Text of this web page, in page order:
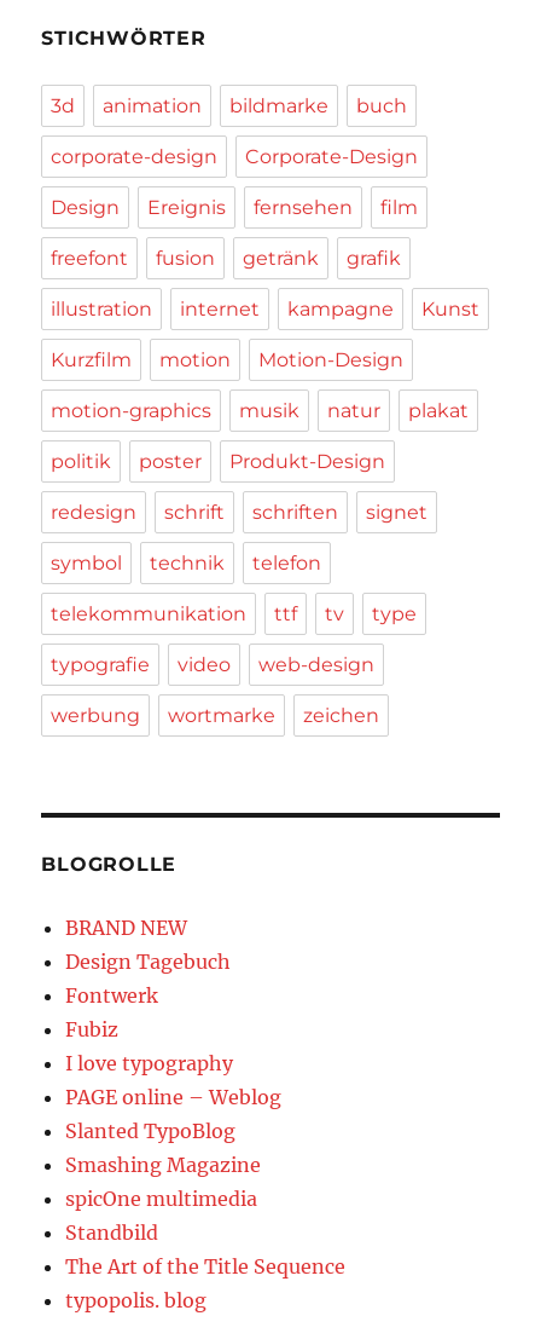
STICHWÖRTER
3d animation bildmarke buch
corporate-design Corporate-Design
Design Ereignis fernsehen film
freefont fusion getränk grafik
illustration internet kampagne Kunst
Kurzfilm motion Motion-Design
motion-graphics musik natur plakat
politik poster Produkt-Design
redesign schrift schriften signet
symbol technik telefon
telekommunikation ttf tv type
typografie video web-design
werbung wortmarke zeichen
BLOGROLLE
BRAND NEW
Design Tagebuch
Fontwerk
Fubiz
I love typography
PAGE online – Weblog
Slanted TypoBlog
Smashing Magazine
spicOne multimedia
Standbild
The Art of the Title Sequence
typopolis. blog